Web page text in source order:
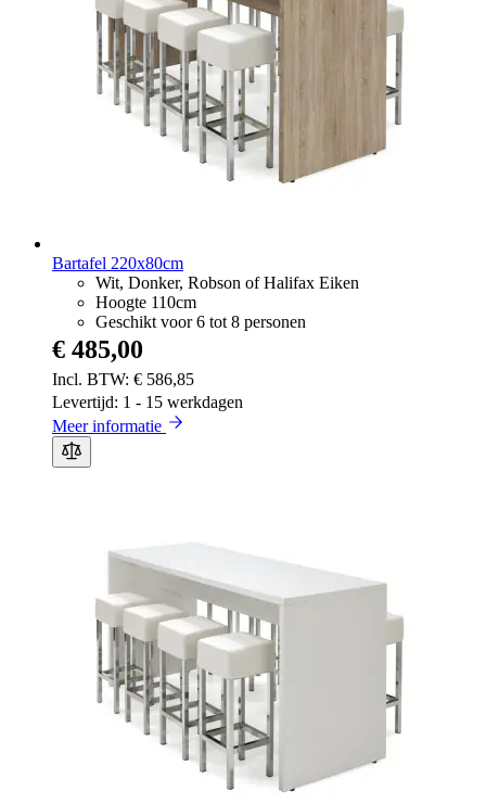
Bartafel 220x80cm
Wit, Donker, Robson of Halifax Eiken
Hoogte 110cm
Geschikt voor 6 tot 8 personen
€ 586,85
€ 485,00
Levertijd: 1 - 15 werkdagen
Meer informatie